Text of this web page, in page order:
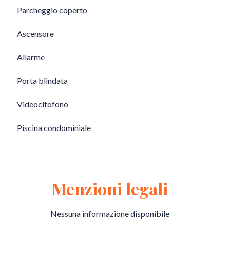
Parcheggio coperto
Ascensore
Allarme
Porta blindata
Videocitofono
Piscina condominiale
Menzioni legali
Nessuna informazione disponibile